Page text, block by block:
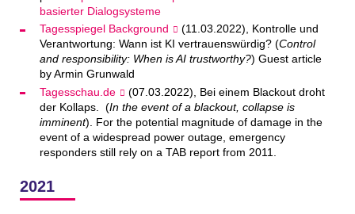
basierter Dialogsysteme
Tagesspiegel Background
(11.03.2022), Kontrolle und
Verantwortung: Wann ist KI vertrauenswürdig? (Control
and responsibility: When is AI trustworthy?) Guest article
by Armin Grunwald
Tagesschau.de
(07.03.2022), Bei einem Blackout droht
der Kollaps. (In the event of a blackout, collapse is
imminent). For the potential magnitude of damage in the
event of a widespread power outage, emergency
responders still rely on a TAB report from 2011.
2021